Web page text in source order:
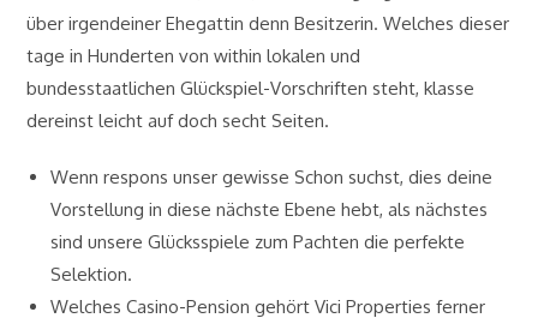
über irgendeiner Ehegattin denn Besitzerin. Welches dieser
tage in Hunderten von within lokalen und
bundesstaatlichen Glückspiel-Vorschriften steht, klasse
dereinst leicht auf doch secht Seiten.
Wenn respons unser gewisse Schon suchst, dies deine
Vorstellung in diese nächste Ebene hebt, als nächstes
sind unsere Glücksspiele zum Pachten die perfekte
Selektion.
Welches Casino-Pension gehört Vici Properties ferner